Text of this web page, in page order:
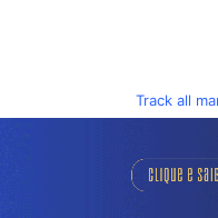
Track all